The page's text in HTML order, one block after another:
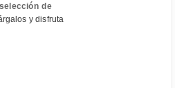
de
y disfruta